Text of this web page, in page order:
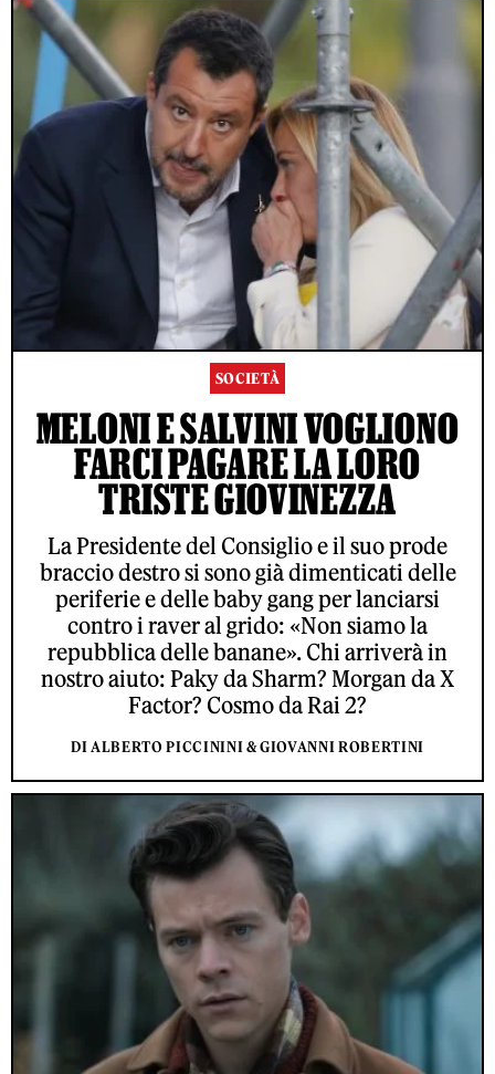
SOCIETÀ
MELONI E SALVINI VOGLIONO
FARCI PAGARE LA LORO
TRISTE GIOVINEZZA
La Presidente del Consiglio e il suo prode
braccio destro si sono già dimenticati delle
periferie e delle baby gang per lanciarsi
contro i raver al grido: «Non siamo la
repubblica delle banane». Chi arriverà in
nostro aiuto: Paky da Sharm? Morgan da X
Factor? Cosmo da Rai 2?
DI ALBERTO PICCININI & GIOVANNI ROBERTINI